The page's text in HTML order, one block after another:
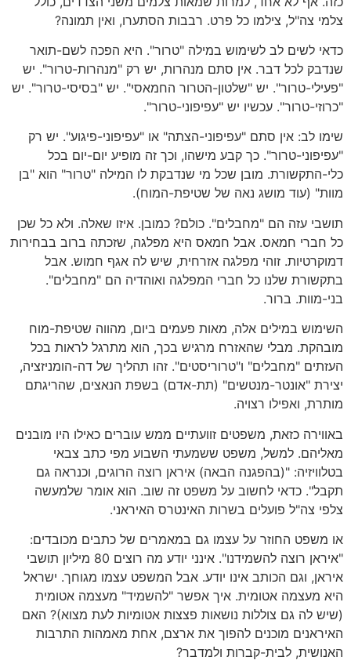
צלמי צה"ל, צילמו כל פרט. רבבות הסתערו, ואין תמונה?
כדאי לשים לב לשימוש במילה "טרור". היא הפכה לשם-תואר
שנדבק לכל דבר. אין סתם מנהרות, יש רק "מנהרות-טרור". יש
"פעילי-טרור". יש "שלטון-הטרור החמאסי". יש "בסיסי-טרור". יש
"כרוזי-טרור". עכשיו יש "עפיפוני-טרור".
שימו לב: אין סתם "עפיפוני-הצתה" או "עפיפוני-פיגוע". יש רק
"עפיפוני-טרור". כך קבע מישהו, וכך זה מופיע יום-יום בכל
כלי-התקשורת. מובן שכל מי שנדבקת לו המילה "טרור" הוא "בן
מוות" (עוד מושג נאה של שטיפת-המוח).
תושבי עזה הם "מחבלים". כולם? כמובן. איזו שאלה. ולא כל שכן
כל חברי חמאס. אבל חמאס היא מפלגה, שזכתה ברוב בבחירות
דמוקרטיות. זוהי מפלגה אזרחית, שיש לה אגף חמוש. אבל
בתקשורת שלנו כל חברי המפלגה ואוהדיה הם "מחבלים".
בני-מוות. ברור.
השימוש במילים אלה, מאות פעמים ביום, מהווה שטיפת-מוח
מובהקת. מבלי שהאזרח מרגיש בכך, הוא מתרגל לראות בכל
העזתים "מחבלים" ו"טרוריסטים". זהו תהליך של דה-הומניזציה,
יצירת "אונטר-מנטשים" (תת-אדם) בשפת הנאצים, שהריגתם
מותרת, ואפילו רצויה.
באווירה כזאת, משפטים זוועתיים ממש עוברים כאילו היו מובנים
מאליהם. למשל, משפט ששמעתי השבוע מפי כתב צבאי
בטלוויזיה: "(בהפגנה הבאה) איראן רוצה הרוגים, וכנראה גם
תקבל". כדאי לחשוב על משפט זה שוב. הוא אומר שלמעשה
צלפי צה"ל פועלים בשרות האינטרס האיראני.
או משפט החוזר על עצמו גם במאמרים של כתבים מכובדים:
"איראן רוצה להשמידנו". אינני יודע מה רוצים 80 מיליון תושבי
איראן, וגם הכותב אינו יודע. אבל המשפט עצמו מגוחך. ישראל
היא מעצמה אטומית. איך אפשר "להשמיד" מעצמה אטומית
(שיש לה גם צוללות נושאות פצצות אטומיות לעת מצוא)? האם
האיראנים מוכנים להפוך את ארצם, אחת מאמהות התרבות
האנושית, לבית-קברות ולמדבר?